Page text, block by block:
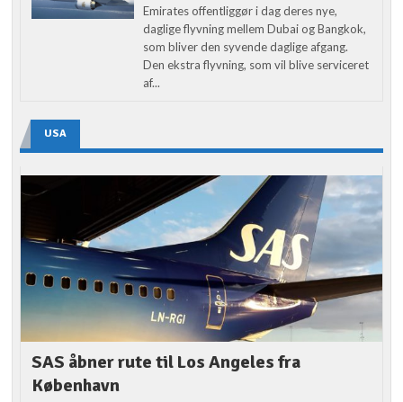
Emirates offentliggør i dag deres nye,
daglige flyvning mellem Dubai og Bangkok,
som bliver den syvende daglige afgang.
Den ekstra flyvning, som vil blive serviceret
af...
USA
SAS åbner rute til Los Angeles fra
København